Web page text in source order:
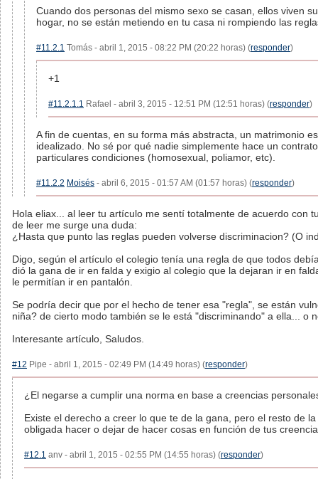
Cuando dos personas del mismo sexo se casan, ellos viven
hogar, no se están metiendo en tu casa ni rompiendo las
#11.2.1 Tomás - abril 1, 2015 - 08:22 PM (20:22 horas) (responder)
+1
#11.2.1.1 Rafael - abril 3, 2015 - 12:51 PM (12:51 horas) (responder)
A fin de cuentas, en su forma más abstracta, un matrimonio
idealizado. No sé por qué nadie simplemente hace un
particulares condiciones (homosexual, poliamor, etc).
#11.2.2 Moisés - abril 6, 2015 - 01:57 AM (01:57 horas) (responder)
Hola eliax... al leer tu artículo me sentí totalmente de acuerdo con
de leer me surge una duda:
¿Hasta que punto las reglas pueden volverse discriminacion? (O
Digo, según el artículo el colegio tenía una regla de que todos
dió la gana de ir en falda y exigio al colegio que la dejaran ir en
le permitían ir en pantalón.
Se podría decir que por el hecho de tener esa "regla", se están
niña? de cierto modo también se le está "discriminando" a ella... o
Interesante artículo, Saludos.
#12 Pipe - abril 1, 2015 - 02:49 PM (14:49 horas) (responder)
¿El negarse a cumplir una norma en base a creencias
Existe el derecho a creer lo que te de la gana, pero el resto de
obligada hacer o dejar de hacer cosas en función de tus
#12.1 anv - abril 1, 2015 - 02:55 PM (14:55 horas) (responder)